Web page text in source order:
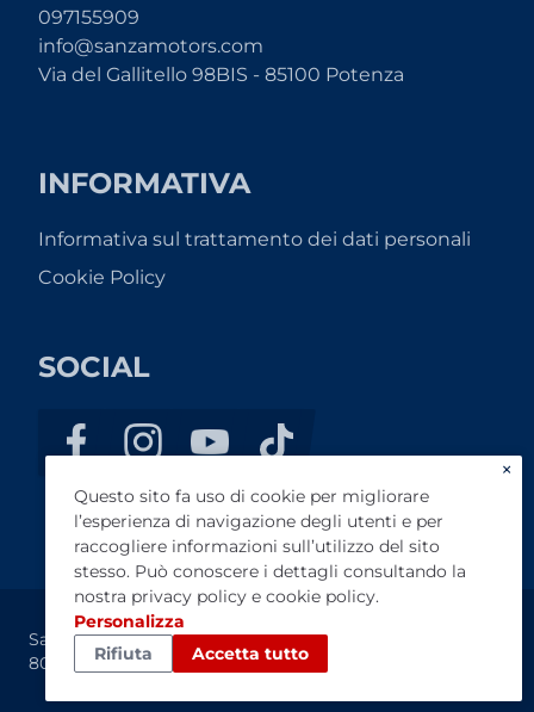
097155909
info@sanzamotors.com
Via del Gallitello 98BIS - 85100 Potenza
INFORMATIVA
Informativa sul trattamento dei dati personali
Cookie Policy
SOCIAL
Sanza Motors S.R.L. - P.IVA: 07263380631 - Cap. Soc. €
80.000
×
Questo sito fa uso di cookie per migliorare
l’esperienza di navigazione degli utenti e per
raccogliere informazioni sull’utilizzo del sito
stesso. Può conoscere i dettagli consultando la
nostra privacy policy e cookie policy.
Personalizza
Rifiuta
Accetta tutto